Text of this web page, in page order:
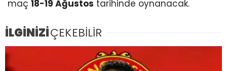
maç 18-19 Ağustos tarihinde oynanacak.
İLGİNİZİÇEKEBİLİR